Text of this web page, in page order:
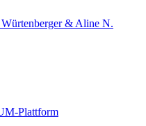
& Aline N.
Plattform